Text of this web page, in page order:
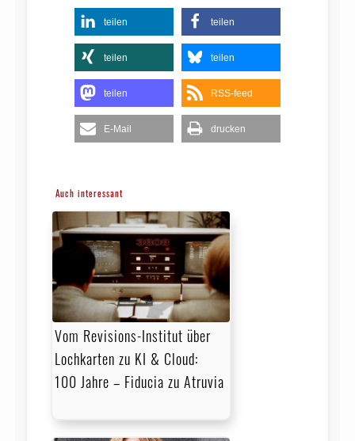
teilen teilen
teilen teilen
teilen RSS-feed
E-Mail drucken
Auch interessant
Vom Revisions-Institut über
Lochkarten zu KI & Cloud:
100 Jahre – Fiducia zu Atruvia